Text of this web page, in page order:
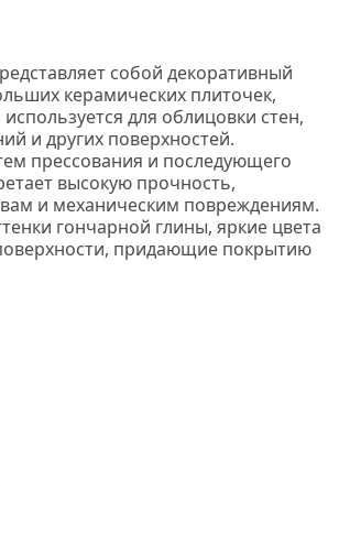
собой декоративный
керамических плиточек,
для облицовки стен,
и других поверхностей.
прессования и последующего
высокую прочность,
и механическим повреждениям.
гончарной глины, яркие цвета
придающие покрытию